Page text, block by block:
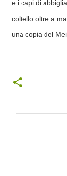
e i capi di
coltello oltre a
una copia del